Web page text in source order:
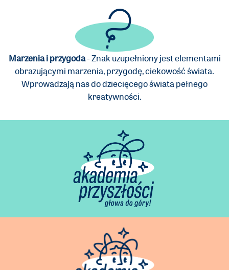
Marzenia i przygoda- Znak uzupełniony jest elementami
obrazującymi marzenia, przygodę, ciekowość świata.
Wprowadzają nas do dziecięcego świata pełnego
kreatywności.